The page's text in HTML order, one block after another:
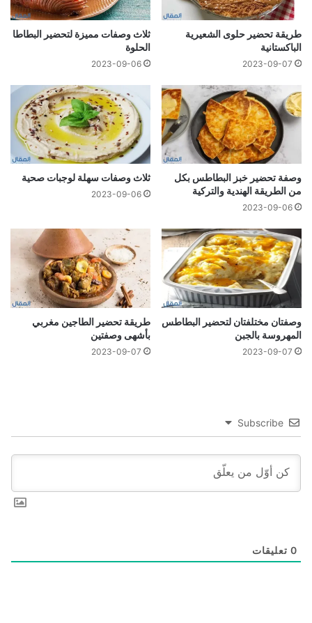
طريقة تحضير حلوى الشعيرية
الباكستانية
2023-09-07
ثلاث وصفات مميزة لتحضير البطاطا
الحلوة
2023-09-06
وصفة تحضير خبز البطاطس بكل
من الطريقة الهندية والتركية
2023-09-06
ثلاث وصفات سهلة لوجبات صحية
2023-09-06
وصفتان مختلفتان لتحضير البطاطس
المهروسة بالجبن
2023-09-07
طريقة تحضير الطاجين مغربي
بأشهى وصفتين
2023-09-07
Subscribe
0 تعليقات